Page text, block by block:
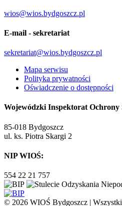
wios@wios.bydgoszcz.pl
E-mail - sekretariat
sekretariat@wios.bydgoszcz.pl
Mapa serwisu
Polityka prywatności
Oświadczenie o dostępności
Wojewódzki Inspektorat Ochrony
85-018 Bydgoszcz
ul. ks. Piotra Skargi 2
NIP WIOŚ:
554 22 21 757
© 2026 WIOŚ Bydgoszcz |